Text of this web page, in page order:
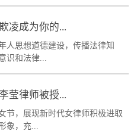
凌成为你的...
人思想道德建设，传播法律知
识和法律...
莹律师被授...
节，展现新时代女律师积极进取
象，充...